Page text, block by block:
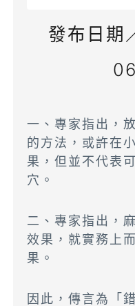
發布日
一、專家指出，
的方法，或許在
果，但並不代表
穴。
二、專家指出，
效果，就實務上
果。
因此，傳言為「